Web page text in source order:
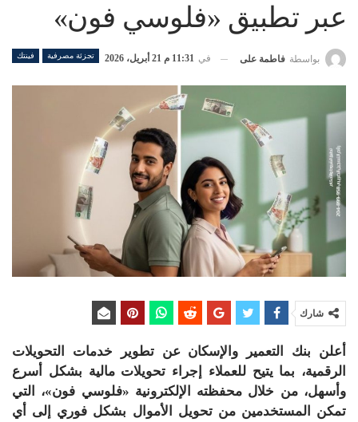
عبر تطبيق «فلوسي فون»
تجزئة مصرفية فينتك بواسطة فاطمة على في 11:31 م 21 أبريل، 2026
شارك
أعلن بنك التعمير والإسكان عن تطوير خدمات التحويلات
الرقمية، بما يتيح للعملاء إجراء تحويلات مالية بشكل أسرع
وأسهل، من خلال محفظته الإلكترونية «فلوسي فون»، التي
تمكن المستخدمين من تحويل الأموال بشكل فوري إلى أي